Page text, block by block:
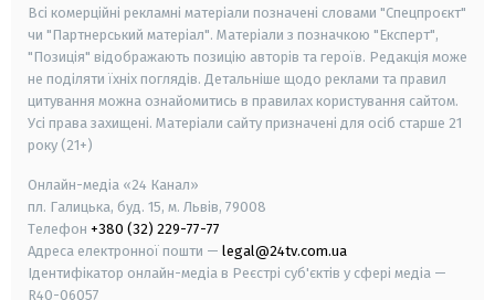
Всі комерційні рекламні матеріали позначені словами "Спецпроєкт"
чи "Партнерський матеріал". Матеріали з позначкою "Експерт",
"Позиція" відображають позицію авторів та героїв. Редакція може
не поділяти їхніх поглядів. Детальніше щодо реклами та правил
цитування можна ознайомитись в правилах користування сайтом.
Усі права захищені. Матеріали сайту призначені для осіб старше 21
року (21+)
Онлайн-медіа «24 Канал»
пл. Галицька, буд. 15, м. Львів, 79008
Телефон +380 (32) 229-77-77
Адреса електронної пошти — legal@24tv.com.ua
Ідентифікатор онлайн-медіа в Реєстрі суб'єктів у сфері медіа —
R40-06057